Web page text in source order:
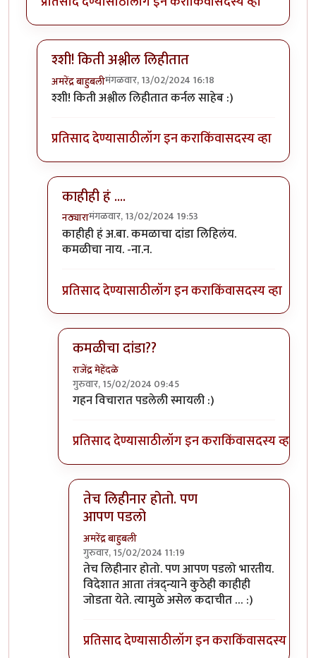
श्शी! किती अश्लील लिहीतात
अमरेंद्र बाहुबलीमंगळवार, 13/02/2024 16:18
In reply toचारोळी आमची बी....byकर्नलतपस्वी
श्शी! किती अश्लील लिहीतात कर्नल साहेब :)
प्रतिसाद देण्यासाठीलॉग इन कराकिंवासदस्य व्हा
काहीही हं ....
नठ्यारामंगळवार, 13/02/2024 19:53
In reply toश्शी! किती अश्लील लिहीतातby
काहीही हं अ.बा. कमळाचा दांडा लिहिलंय.
कमळीचा नाय. -ना.न.
प्रतिसाद देण्यासाठीलॉग इन कराकिंवासदस्य व्हा
कमळीचा दांडा??
राजेंद्र मेहेंदळे
गुरुवार, 15/02/2024 09:45
In reply toकाहीही हं ....byनठ्यारा
गहन विचारात पडलेली स्मायली :)
प्रतिसाद देण्यासाठीलॉग इन कराकिंवासदस्य व्हा
तेच लिहीनार होतो. पण
आपण पडलो
अमरेंद्र बाहुबली
गुरुवार, 15/02/2024 11:19
In reply toकमळीचा दांडा??byराजेंद्र मेहेंदळे
तेच लिहीनार होतो. पण आपण पडलो भारतीय.
विदेशात आता तंत्रद्न्याने कुठेही काहीही
जोडता येते. त्यामुळे असेल कदाचीत … :)
प्रतिसाद देण्यासाठीलॉग इन कराकिंवासदस्य व्हा